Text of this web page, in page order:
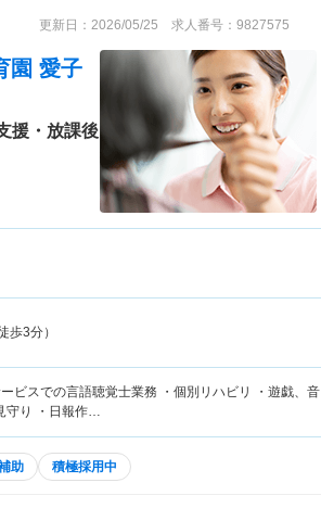
更新日：2026/05/25 求人番号：9827575
園 愛子
援・放課後
歩3分）
ビスでの言語聴覚士業務 ・個別リハビリ ・遊戯、音
守り ・日報作…
助 積極採用中